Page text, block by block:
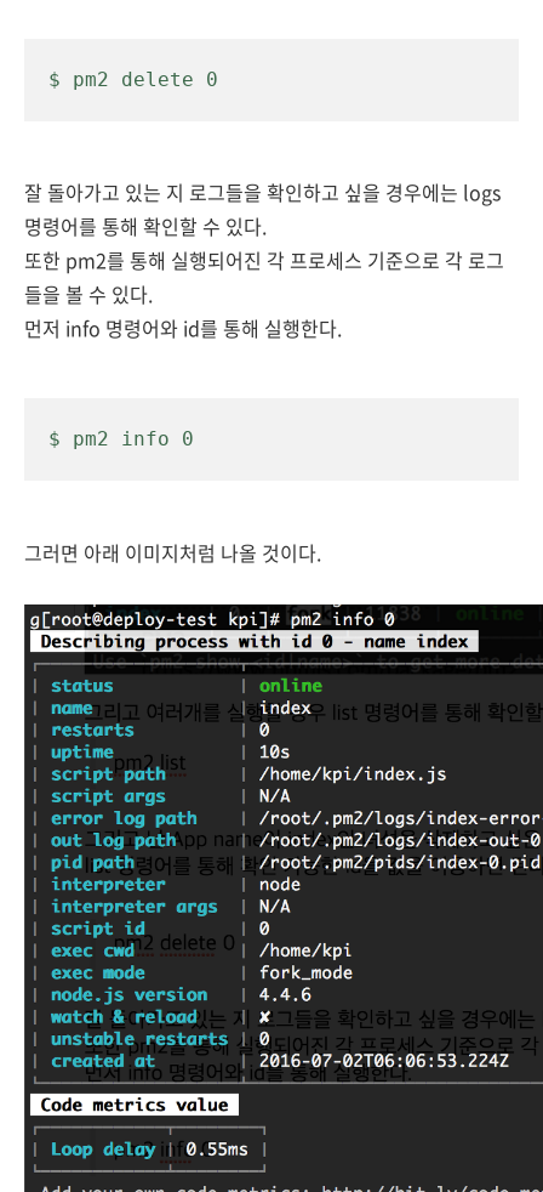
$ pm2 delete 0
잘 돌아가고 있는 지 로그들을 확인하고 싶을 경우에는 logs
명령어를 통해 확인할 수 있다.
또한 pm2를 통해 실행되어진 각 프로세스 기준으로 각 로그
들을 볼 수 있다.
먼저 info 명령어와 id를 통해 실행한다.
$ pm2 info 0
그러면 아래 이미지처럼 나올 것이다.